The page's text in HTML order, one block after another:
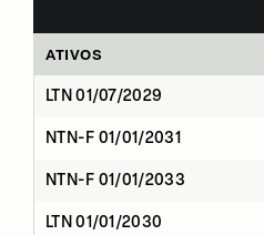
ATIVOS
LTN 01/07/2029
NTN-F 01/01/2031
NTN-F 01/01/2033
LTN 01/01/2030